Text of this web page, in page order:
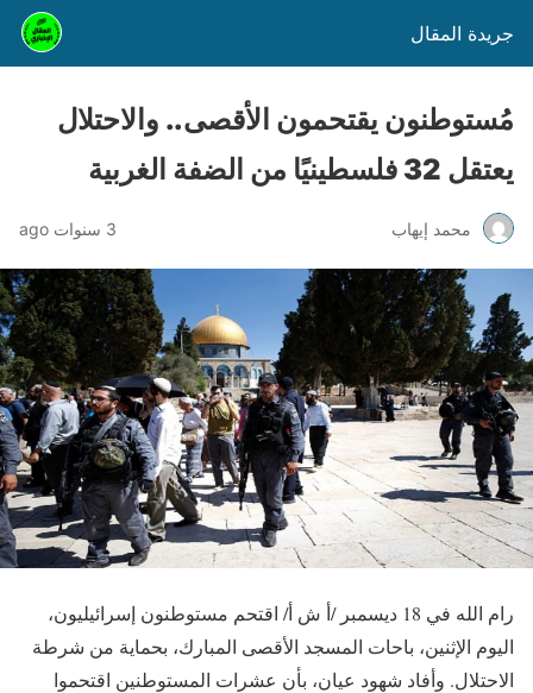
جريدة المقال
مُستوطنون يقتحمون الأقصى.. والاحتلال
يعتقل 32 فلسطينيًا من الضفة الغربية
محمد إيهاب 3 سنوات ago
رام الله في 18 ديسمبر /أ ش أ/ اقتحم مستوطنون إسرائيليون،
اليوم الإثنين، باحات المسجد الأقصى المبارك، بحماية من شرطة
الاحتلال. وأفاد شهود عيان، بأن عشرات المستوطنين اقتحموا